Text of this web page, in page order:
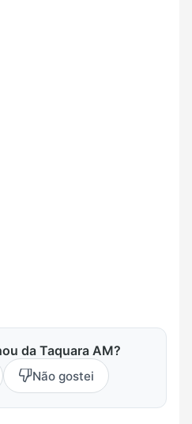
da Taquara AM?
Não gostei